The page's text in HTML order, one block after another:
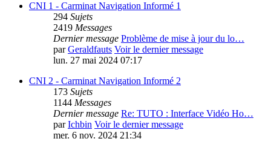
CNI 1 - Carminat Navigation Informé 1
294 Sujets
2419 Messages
Dernier message Problème de mise à jour du lo…
parGeraldfauts Voir le dernier message
lun. 27 mai 2024 07:17
CNI 2 - Carminat Navigation Informé 2
173 Sujets
1144 Messages
Dernier message Re: TUTO : Interface Vidéo Ho…
parIchbin Voir le dernier message
mer. 6 nov. 2024 21:34